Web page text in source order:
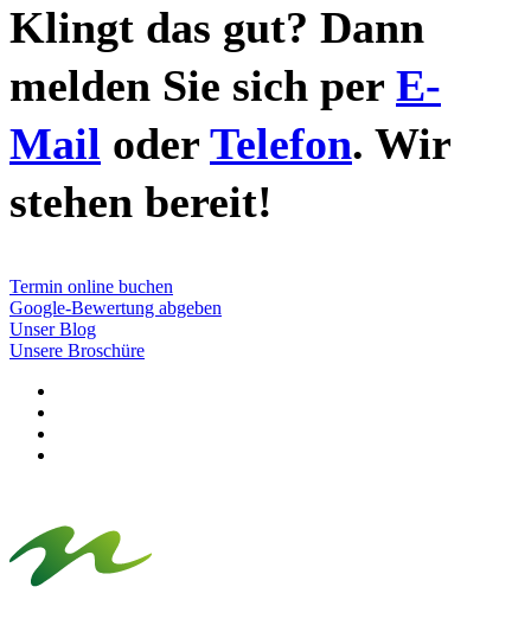
Klingt das gut? Dann
melden Sie sich per E-
Mail oder Telefon. Wir
stehen bereit!
Termin online buchen
Google-Bewertung abgeben
Unser Blog
Unsere Broschüre